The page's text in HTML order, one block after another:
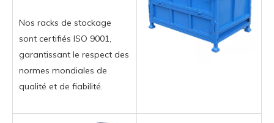
Nos racks de stockage
sont certifiés ISO 9001,
garantissant le respect des
normes mondiales de
qualité et de fiabilité.